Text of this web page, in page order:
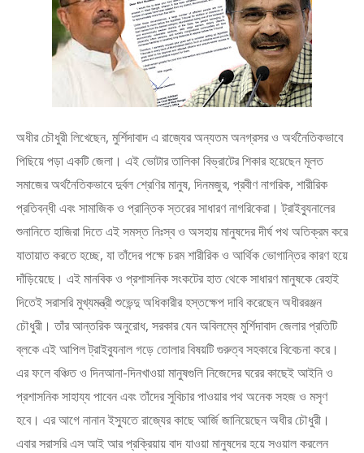
অধীর চৌধুরী লিখেছেন, মুর্শিদাবাদ এ রাজ্যের অন্যতম অনগ্রসর ও অর্থনৈতিকভাবে
পিছিয়ে পড়া একটি জেলা। এই ভোটার তালিকা বিভ্রাটের শিকার হয়েছেন মূলত
সমাজের অর্থনৈতিকভাবে দুর্বল শ্রেণির মানুষ, দিনমজুর, প্রবীণ নাগরিক, শারীরিক
প্রতিবন্ধী এবং সামাজিক ও প্রান্তিক স্তরের সাধারণ নাগরিকেরা। ট্রাইব্যুনালের
শুনানিতে হাজিরা দিতে এই সমস্ত নিঃস্ব ও অসহায় মানুষদের দীর্ঘ পথ অতিক্রম করে
যাতায়াত করতে হচ্ছে, যা তাঁদের পক্ষে চরম শারীরিক ও আর্থিক ভোগান্তির কারণ হয়ে
দাঁড়িয়েছে। এই মানবিক ও প্রশাসনিক সংকটের হাত থেকে সাধারণ মানুষকে রেহাই
দিতেই সরাসরি মুখ্যমন্ত্রী শুভেন্দু অধিকারীর হস্তক্ষেপ দাবি করেছেন অধীররঞ্জন
চৌধুরী। তাঁর আন্তরিক অনুরোধ, সরকার যেন অবিলম্বে মুর্শিদাবাদ জেলার প্রতিটি
ব্লকে এই আপিল ট্রাইব্যুনাল গড়ে তোলার বিষয়টি গুরুত্ব সহকারে বিবেচনা করে।
এর ফলে বঞ্চিত ও দিনআনা-দিনখাওয়া মানুষগুলি নিজেদের ঘরের কাছেই আইনি ও
প্রশাসনিক সাহায্য পাবেন এবং তাঁদের সুবিচার পাওয়ার পথ অনেক সহজ ও মসৃণ
হবে। এর আগে নানান ইস্যুতে রাজ্যের কাছে আর্জি জানিয়েছেন অধীর চৌধুরী।
এবার সরাসরি এস আই আর প্রক্রিয়ায় বাদ যাওয়া মানুষদের হয়ে সওয়াল করলেন